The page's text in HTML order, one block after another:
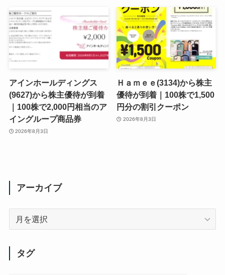
アインホールディングス
(9627)から株主優待が到着
｜100株で2,000円相当のア
イングループ商品券
2026年8月3日
Ｈａｍｅｅ(3134)から株主
優待が到着｜100株で1,500
円分の割引クーポン
2026年8月3日
アーカイブ
タグ